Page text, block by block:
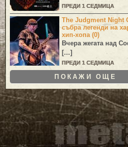
ПРЕДИ 1 СЕДМИЦА
The Judgment Night
събра легенди на
хип-хопа (0)
Вчера жегата над
[…]
ПРЕДИ 1 СЕДМИЦА
ПОКАЖИ ОЩЕ